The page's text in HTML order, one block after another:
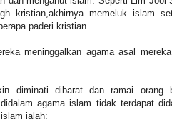
kristian,akhirnya memeluk islam
paderi kristian.
meninggalkan agama asal
diminati dibarat dan ramai orang
agama islam tidak terdapat
ialah: